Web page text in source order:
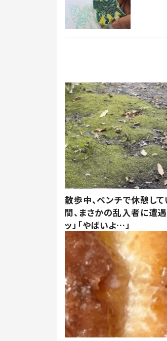
散歩中、ベンチで休憩し
間、まさかの乱入者に遭
ッ」「やばいよ…」